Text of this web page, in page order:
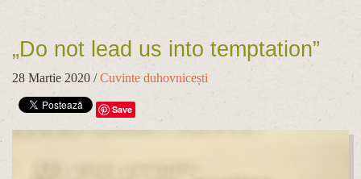
„Do not lead us into temptation”
28 Martie 2020 /Cuvinte duhovnicești
Save